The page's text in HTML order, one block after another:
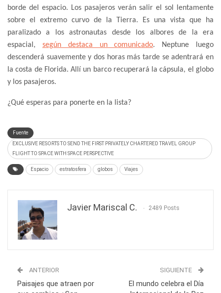
borde del espacio. Los pasajeros verán salir el sol lentamente
sobre el extremo curvo de la Tierra. Es una vista que ha
paralizado a los astronautas desde los albores de la era
espacial, según destaca un comunicado. Neptune luego
descenderá suavemente y dos horas más tarde se adentrará en
la costa de Florida. Allí un barco recuperará la cápsula, el globo
y los pasajeros.
¿Qué esperas para ponerte en la lista?
Fuente
EXCLUSIVE RESORTS TO SEND THE FIRST PRIVATELY CHARTERED TRAVEL GROUP
FLIGHT TO SPACE WITH SPACE PERSPECTIVE
Espacio estratosfera globos Viajes
Javier Mariscal C. 2489 Posts
ANTERIOR
Paisajes que atraen por
SIGUIENTE
El mundo celebra el Día